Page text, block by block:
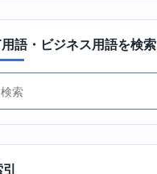
語・ビジネス用語を検索